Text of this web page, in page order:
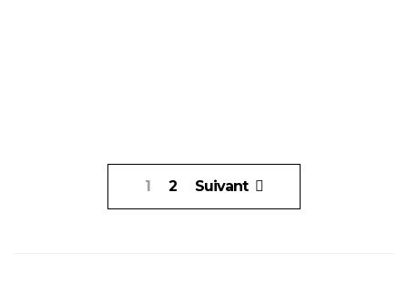
publications
1 2 Suivant